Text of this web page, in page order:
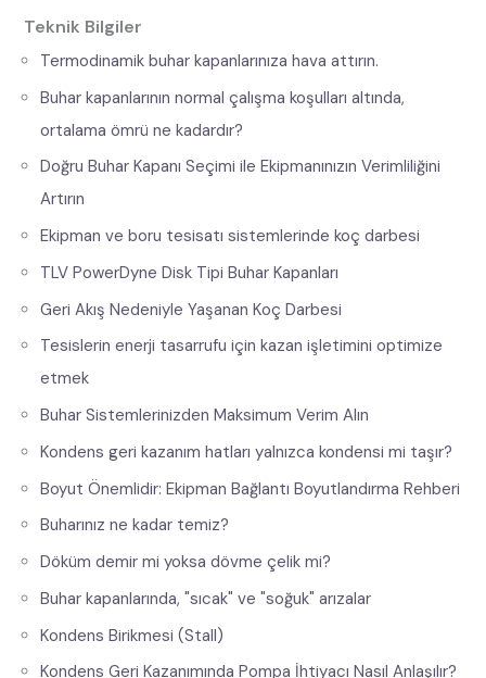
Teknik Bilgiler
Termodinamik buhar kapanlarınıza hava attırın.
Buhar kapanlarının normal çalışma koşulları altında,
ortalama ömrü ne kadardır?
Doğru Buhar Kapanı Seçimi ile Ekipmanınızın Verimliliğini
Artırın
Ekipman ve boru tesisatı sistemlerinde koç darbesi
TLV PowerDyne Disk Tipi Buhar Kapanları
Geri Akış Nedeniyle Yaşanan Koç Darbesi
Tesislerin enerji tasarrufu için kazan işletimini optimize
etmek
Buhar Sistemlerinizden Maksimum Verim Alın
Kondens geri kazanım hatları yalnızca kondensi mi taşır?
Boyut Önemlidir: Ekipman Bağlantı Boyutlandırma Rehberi
Buharınız ne kadar temiz?
Döküm demir mi yoksa dövme çelik mi?
Buhar kapanlarında, "sıcak" ve "soğuk" arızalar
Kondens Birikmesi (Stall)
Kondens Geri Kazanımında Pompa İhtiyacı Nasıl Anlaşılır?